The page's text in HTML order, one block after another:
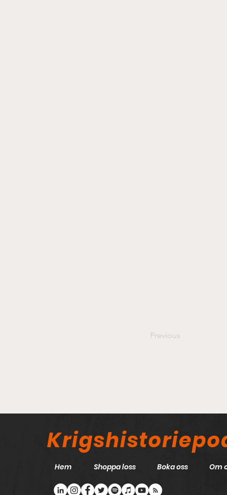
Previous
Hem Shoppa loss Boka oss Om